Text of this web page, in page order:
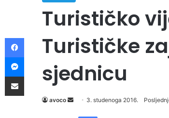
Turističko
Turističke
sjednicu
avoco 3. studenoga 2016.
Facebook